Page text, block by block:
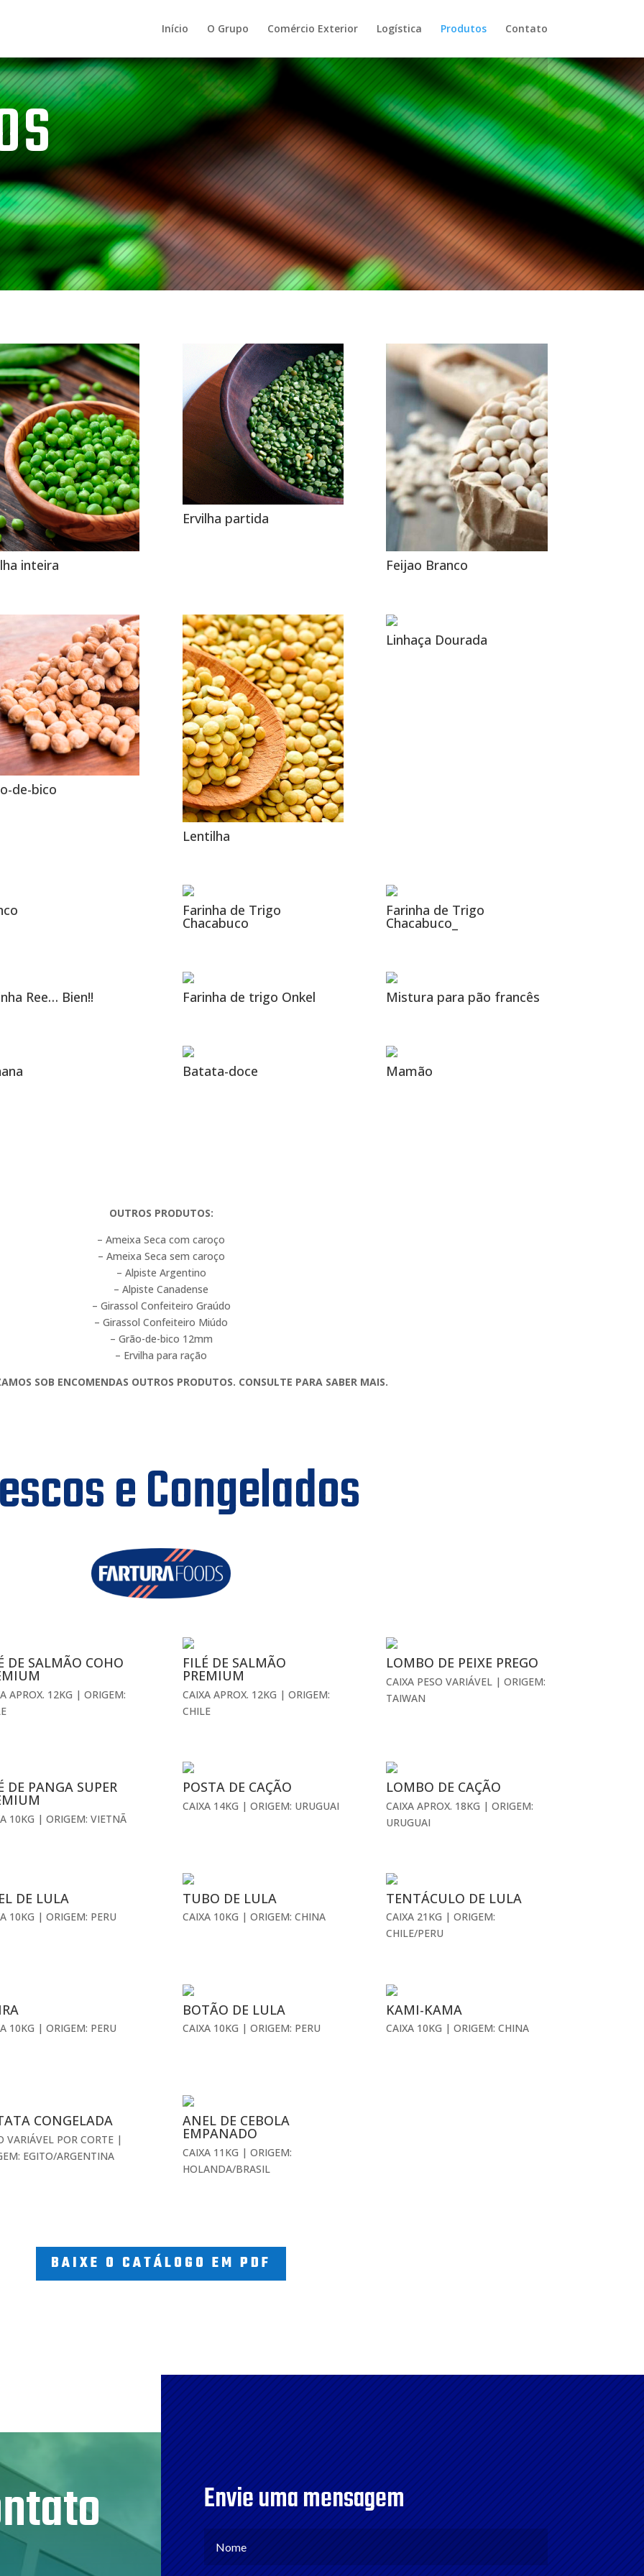
Início O Grupo Comércio Exterior Logística Produtos Contato
inteira
Ervilha partida
Feijao Branco
de-bico
Lentilha
Linhaça Dourada
Farinha de Trigo
Chacabuco
Farinha de Trigo
Chacabuco_
Ree… Bien!! Farinha de trigo Onkel Mistura para pão francês
Batata-doce Mamão
OUTROS PRODUTOS:
– Ameixa Seca com caroço
– Ameixa Seca sem caroço
– Alpiste Argentino
– Alpiste Canadense
– Girassol Confeiteiro Graúdo
– Girassol Confeiteiro Miúdo
– Grão-de-bico 12mm
– Ervilha para ração
SOB ENCOMENDAS OUTROS PRODUTOS. CONSULTE PARA SABER MAIS.
e Congelados
DE SALMÃO COHO
APROX. 12KG | ORIGEM:
FILÉ DE SALMÃO
PREMIUM
CAIXA APROX. 12KG | ORIGEM:
CHILE
LOMBO DE PEIXE PREGO
CAIXA PESO VARIÁVEL | ORIGEM:
TAIWAN
DE PANGA SUPER
10KG | ORIGEM: VIETNÃ
POSTA DE CAÇÃO
CAIXA 14KG | ORIGEM: URUGUAI
LOMBO DE CAÇÃO
CAIXA APROX. 18KG | ORIGEM:
URUGUAI
DE LULA
10KG | ORIGEM: PERU
TUBO DE LULA
CAIXA 10KG | ORIGEM: CHINA
TENTÁCULO DE LULA
CAIXA 21KG | ORIGEM:
CHILE/PERU
10KG | ORIGEM: PERU
BOTÃO DE LULA
CAIXA 10KG | ORIGEM: PERU
KAMI-KAMA
CAIXA 10KG | ORIGEM: CHINA
CONGELADA
VARIÁVEL POR CORTE |
EGITO/ARGENTINA
ANEL DE CEBOLA
EMPANADO
CAIXA 11KG | ORIGEM:
HOLANDA/BRASIL
BAIXE O CATÁLOGO EM PDF
Envie uma mensagem